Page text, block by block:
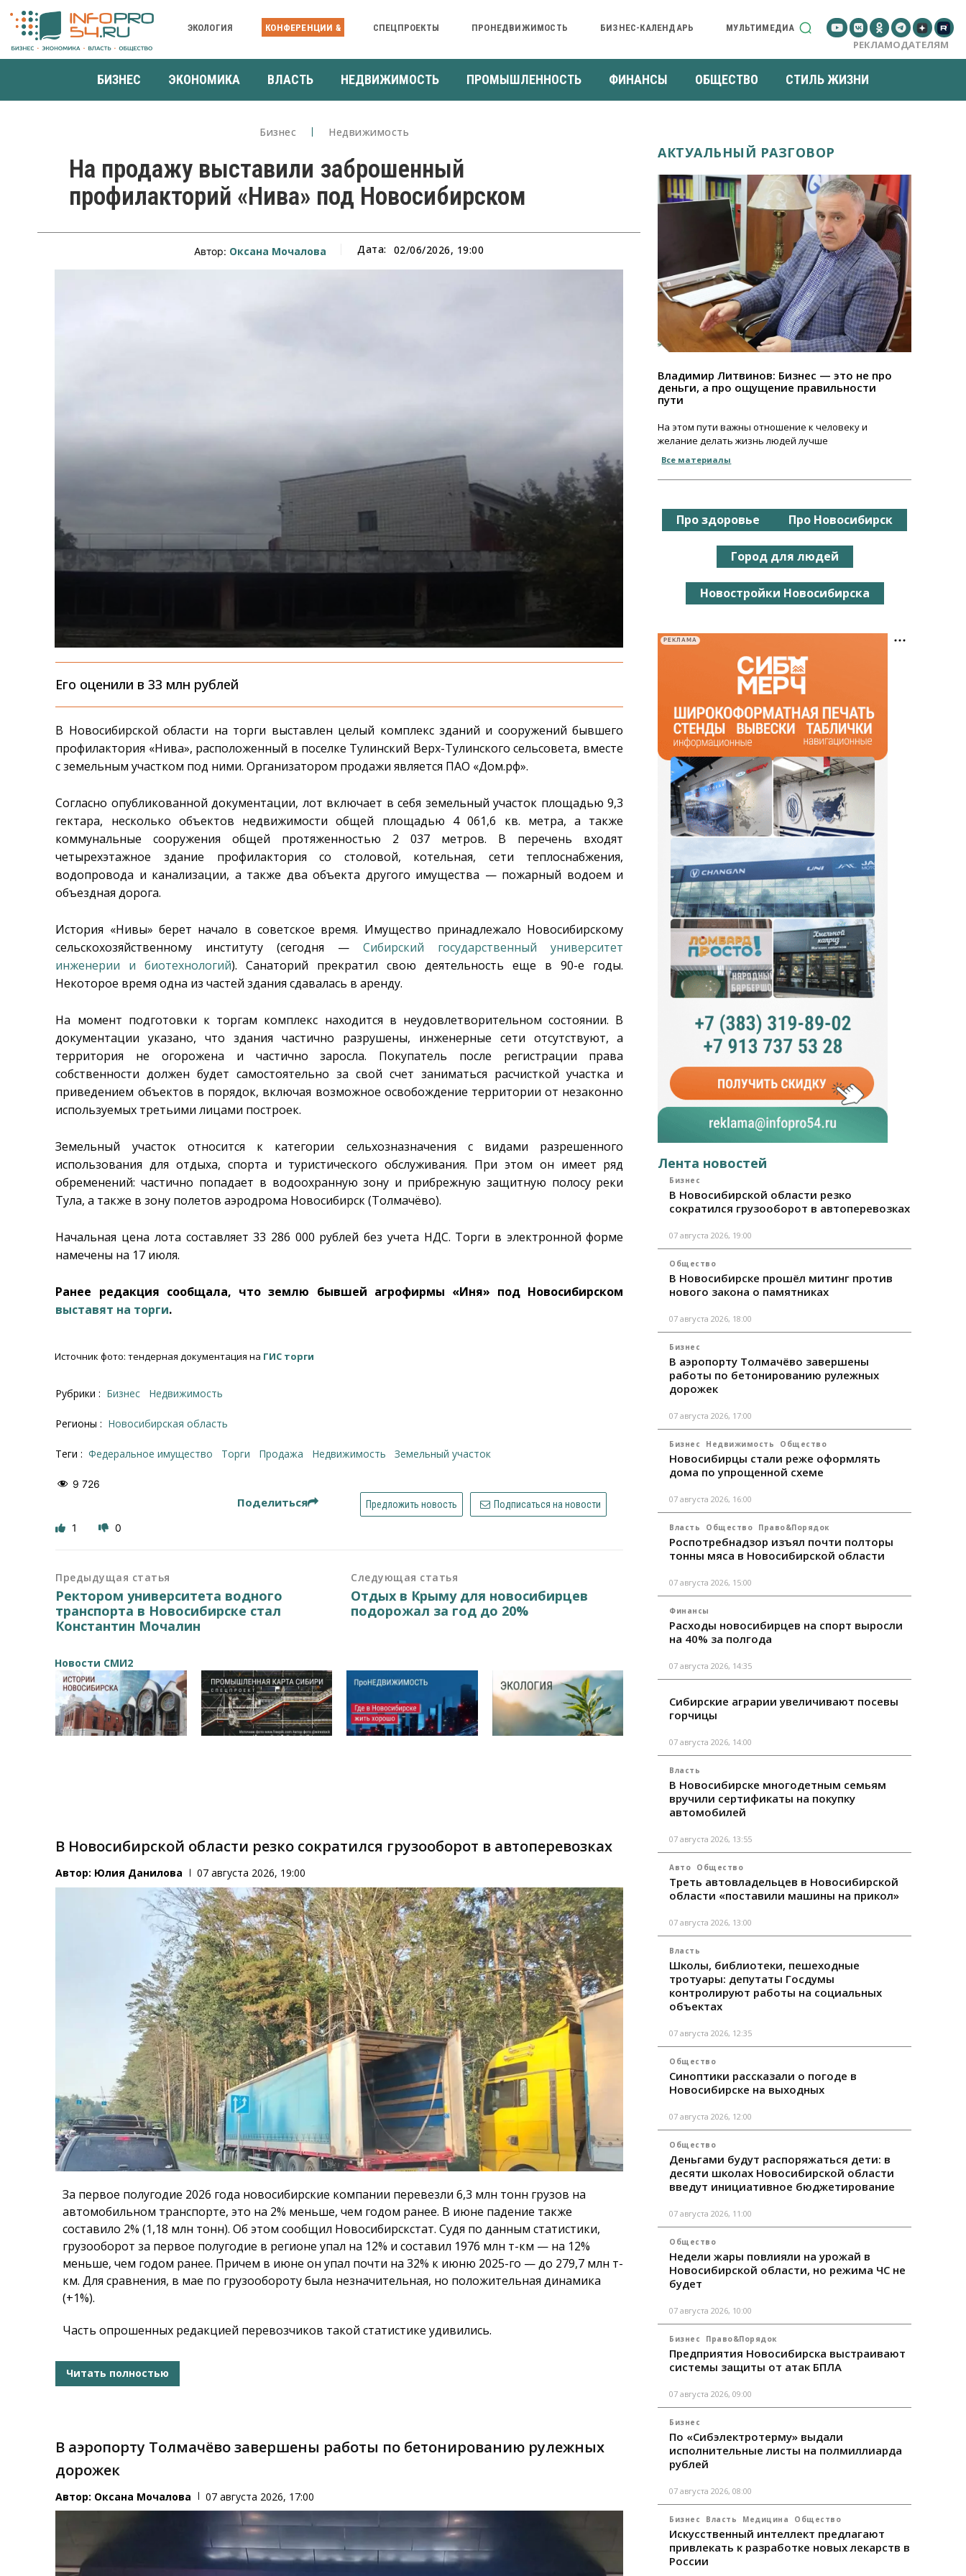
ЭКОЛОГИЯ КОНФЕРЕНЦИИ & СПЕЦПРОЕКТЫ ПРОНЕДВИЖИМОСТЬ БИЗНЕС-КАЛЕНДАРЬ МУЛЬТИМЕДИА
РЕКЛАМОДАТЕЛЯМ
БИЗНЕС ЭКОНОМИКА ВЛАСТЬ НЕДВИЖИМОСТЬ ПРОМЫШЛЕННОСТЬ ФИНАНСЫ ОБЩЕСТВО СТИЛЬ ЖИЗНИ
Бизнес Недвижимость
На продажу выставили заброшенный
профилакторий «Нива» под Новосибирском
Автор: Оксана Мочалова Дата: 02/06/2026, 19:00
Его оценили в 33 млн рублей
В Новосибирской области на торги выставлен целый комплекс зданий и сооружений бывшего
профилактория «Нива», расположенный в поселке Тулинский Верх-Тулинского сельсовета, вместе
с земельным участком под ними. Организатором продажи является ПАО «Дом.рф».
Согласно опубликованной документации, лот включает в себя земельный участок площадью 9,3
гектара, несколько объектов недвижимости общей площадью 4 061,6 кв. метра, а также
коммунальные сооружения общей протяженностью 2 037 метров. В перечень входят
четырехэтажное здание профилактория со столовой, котельная, сети теплоснабжения,
водопровода и канализации, а также два объекта другого имущества — пожарный водоем и
объездная дорога.
История «Нивы» берет начало в советское время. Имущество принадлежало Новосибирскому
сельскохозяйственному институту (сегодня —Сибирский государственный университет
инженерии и биотехнологий). Санаторий прекратил свою деятельность еще в 90-е годы.
Некоторое время одна из частей здания сдавалась в аренду.
На момент подготовки к торгам комплекс находится в неудовлетворительном состоянии. В
документации указано, что здания частично разрушены, инженерные сети отсутствуют, а
территория не огорожена и частично заросла. Покупатель после регистрации права
собственности должен будет самостоятельно за свой счет заниматься расчисткой участка и
приведением объектов в порядок, включая возможное освобождение территории от незаконно
используемых третьими лицами построек.
Земельный участок относится к категории сельхозназначения с видами разрешенного
использования для отдыха, спорта и туристического обслуживания. При этом он имеет ряд
обременений: частично попадает в водоохранную зону и прибрежную защитную полосу реки
Тула, а также в зону полетов аэродрома Новосибирск (Толмачёво).
Начальная цена лота составляет 33 286 000 рублей без учета НДС. Торги в электронной форме
намечены на 17 июля.
Ранее редакция сообщала, что землю бывшей агрофирмы «Иня» под Новосибирском
выставят на торги.
Источник фото: тендерная документация на ГИС торги
Рубрики : Бизнес Недвижимость
Регионы : Новосибирская область
Теги : федеральное имущество торги продажа недвижимость земельный участок
9 726
Поделиться Предложить новость Подписаться на новости
1 0
Предыдущая статья
Ректором университета водного
транспорта в Новосибирске стал
Константин Мочалин
Следующая статья
Отдых в Крыму для новосибирцев
подорожал за год до 20%
Новости СМИ2
В Новосибирской области резко сократился грузооборот в автоперевозках
Автор: Юлия Данилова 07 августа 2026, 19:00
За первое полугодие 2026 года новосибирские компании перевезли 6,3 млн тонн грузов на
автомобильном транспорте, это на 2% меньше, чем годом ранее. В июне падение также
составило 2% (1,18 млн тонн). Об этом сообщил Новосибирскстат. Судя по данным статистики,
грузооборот за первое полугодие в регионе упал на 12% и составил 1976 млн т-км — на 12%
меньше, чем годом ранее. Причем в июне он упал почти на 32% к июню 2025-го — до 279,7 млн т-
км. Для сравнения, в мае по грузообороту была незначительная, но положительная динамика
(+1%).
Часть опрошенных редакцией перевозчиков такой статистике удивились.
Читать полностью
В аэропорту Толмачёво завершены работы по бетонированию рулежных
дорожек
Автор: Оксана Мочалова 07 августа 2026, 17:00
АКТУАЛЬНЫЙ РАЗГОВОР
Владимир Литвинов: Бизнес — это не про
деньги, а про ощущение правильности
пути
На этом пути важны отношение к человеку и
желание делать жизнь людей лучше
Все материалы
Про здоровье Про Новосибирск
Город для людей
Новостройки Новосибирска
РЕКЛАМА
Лента новостей
Бизнес
В Новосибирской области резко
сократился грузооборот в автоперевозках
07 августа 2026, 19:00
Общество
В Новосибирске прошёл митинг против
нового закона о памятниках
07 августа 2026, 18:00
Бизнес
В аэропорту Толмачёво завершены
работы по бетонированию рулежных
дорожек
07 августа 2026, 17:00
Бизнес Недвижимость Общество
Новосибирцы стали реже оформлять
дома по упрощенной схеме
07 августа 2026, 16:00
Власть Общество Право&Порядок
Роспотребнадзор изъял почти полторы
тонны мяса в Новосибирской области
07 августа 2026, 15:00
Финансы
Расходы новосибирцев на спорт выросли
на 40% за полгода
07 августа 2026, 14:35
Сибирские аграрии увеличивают посевы
горчицы
07 августа 2026, 14:00
Власть
В Новосибирске многодетным семьям
вручили сертификаты на покупку
автомобилей
07 августа 2026, 13:55
Авто Общество
Треть автовладельцев в Новосибирской
области «поставили машины на прикол»
07 августа 2026, 13:00
Власть
Школы, библиотеки, пешеходные
тротуары: депутаты Госдумы
контролируют работы на социальных
объектах
07 августа 2026, 12:35
Общество
Синоптики рассказали о погоде в
Новосибирске на выходных
07 августа 2026, 12:00
Общество
Деньгами будут распоряжаться дети: в
десяти школах Новосибирской области
введут инициативное бюджетирование
07 августа 2026, 11:00
Общество
Недели жары повлияли на урожай в
Новосибирской области, но режима ЧС не
будет
07 августа 2026, 10:00
Бизнес Право&Порядок
Предприятия Новосибирска выстраивают
системы защиты от атак БПЛА
07 августа 2026, 09:00
Бизнес
По «Сибэлектротерму» выдали
исполнительные листы на полмиллиарда
рублей
07 августа 2026, 08:00
Бизнес Власть Медицина Общество
Искусственный интеллект предлагают
привлекать к разработке новых лекарств в
России